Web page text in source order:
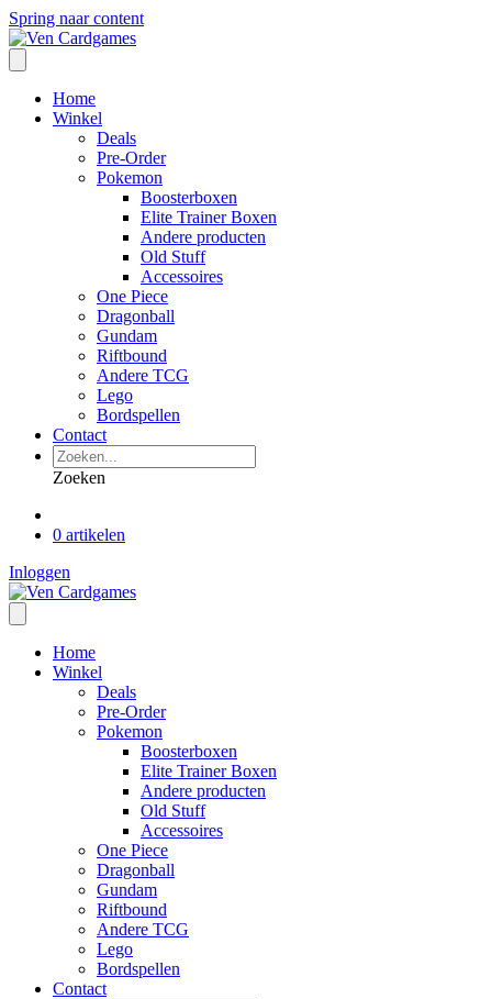
Spring naar content
Home
Winkel
Deals
Pre-Order
Pokemon
Boosterboxen
Elite Trainer Boxen
Andere producten
Old Stuff
Accessoires
One Piece
Dragonball
Gundam
Riftbound
Andere TCG
Lego
Bordspellen
Contact
Zoeken
0 artikelen
Inloggen
Home
Winkel
Deals
Pre-Order
Pokemon
Boosterboxen
Elite Trainer Boxen
Andere producten
Old Stuff
Accessoires
One Piece
Dragonball
Gundam
Riftbound
Andere TCG
Lego
Bordspellen
Contact